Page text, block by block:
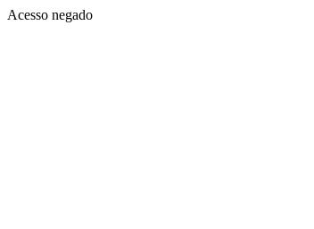
Acesso negado